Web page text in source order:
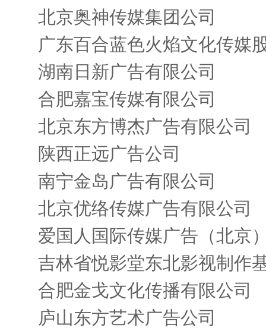
北京奥神传媒集团公司
广东百合蓝色火焰文化传媒
湖南日新广告有限公司
合肥嘉宝传媒有限公司
北京东方博杰广告有限公司
陕西正远广告公司
南宁金岛广告有限公司
北京优络传媒广告有限公司
爱国人国际传媒广告（北京
吉林省悦影堂东北影视制作
合肥金戈文化传播有限公司
庐山东方艺术广告公司